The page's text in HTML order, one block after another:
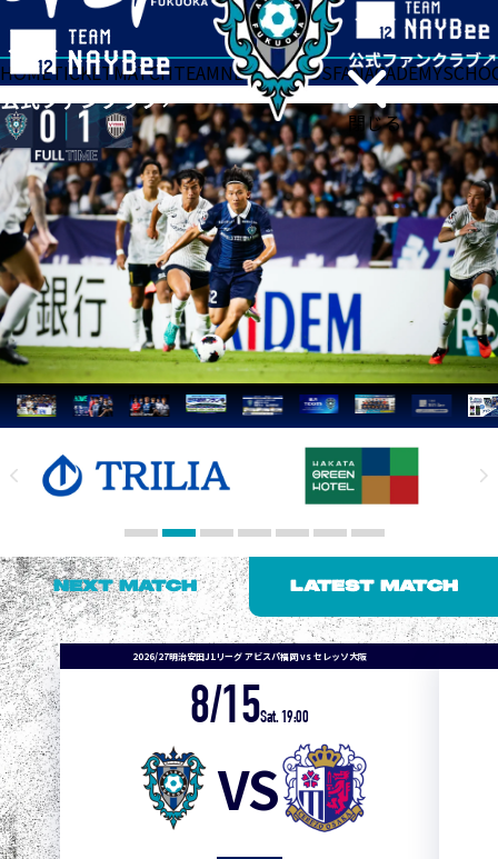
閉じる
HOMETICKETMATCHTEAMNEWSGOODSFANACADEMY
NEXT MATCH LATEST MATCH
2026/27明治安田J1リーグ アビスパ福岡 vs セレッソ大阪
8/15Sat. 19:00
VS